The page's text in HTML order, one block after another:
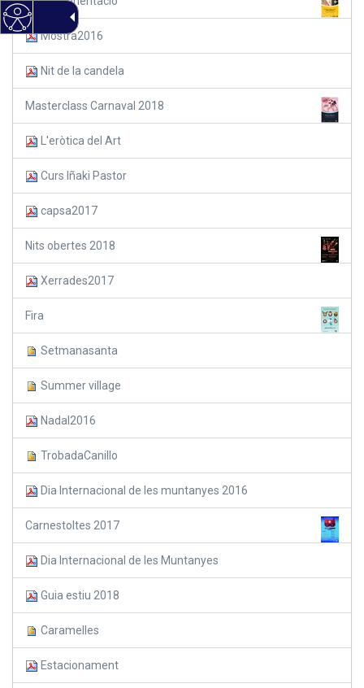
Mostra2016
Nit de la candela
Masterclass Carnaval 2018
L'eròtica del Art
Curs Iñaki Pastor
capsa2017
Nits obertes 2018
Xerrades2017
Fira
Setmanasanta
Summer village
Nadal2016
TrobadaCanillo
Dia Internacional de les muntanyes 2016
Carnestoltes 2017
Dia Internacional de les Muntanyes
Guia estiu 2018
Caramelles
Estacionament